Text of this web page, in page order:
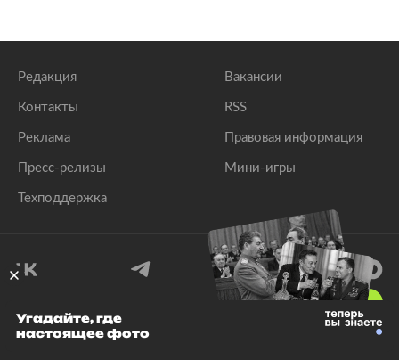
Редакция
Контакты
Реклама
Пресс-релизы
Техподдержка
Вакансии
RSS
Правовая информация
Мини-игры
© 1999–2026 Все права защищены.
Угадайте, где
настоящее фото